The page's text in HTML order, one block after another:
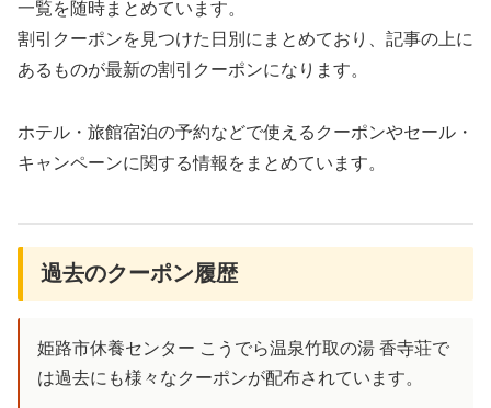
一覧を随時まとめています。
割引クーポンを見つけた日別にまとめており、記事の上に
あるものが最新の割引クーポンになります。
ホテル・旅館宿泊の予約などで使えるクーポンやセール・
キャンペーンに関する情報をまとめています。
過去のクーポン履歴
姫路市休養センター こうでら温泉竹取の湯 香寺荘で
は過去にも様々なクーポンが配布されています。